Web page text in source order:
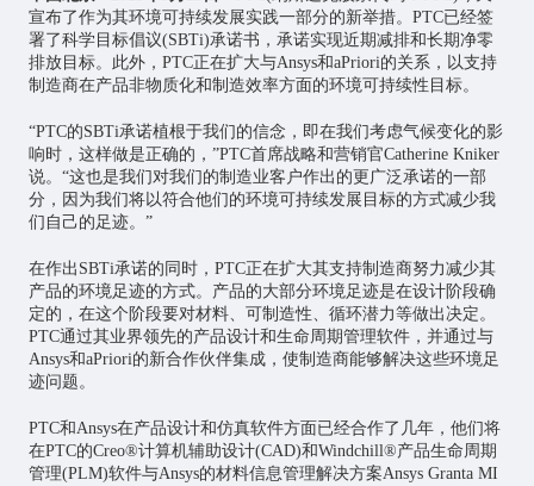
宣布了作为其环境可持续发展实践一部分的新举措。PTC已经签
署了科学目标倡议(SBTi)承诺书，承诺实现近期减排和长期净零
排放目标。此外，PTC正在扩大与Ansys和aPriori的关系，以支持
制造商在产品非物质化和制造效率方面的环境可持续性目标。
“PTC的SBTi承诺植根于我们的信念，即在我们考虑气候变化的影
响时，这样做是正确的，”PTC首席战略和营销官Catherine Kniker
说。“这也是我们对我们的制造业客户作出的更广泛承诺的一部
分，因为我们将以符合他们的环境可持续发展目标的方式减少我
们自己的足迹。”
在作出SBTi承诺的同时，PTC正在扩大其支持制造商努力减少其
产品的环境足迹的方式。产品的大部分环境足迹是在设计阶段确
定的，在这个阶段要对材料、可制造性、循环潜力等做出决定。
PTC通过其业界领先的产品设计和生命周期管理软件，并通过与
Ansys和aPriori的新合作伙伴集成，使制造商能够解决这些环境足
迹问题。
PTC和Ansys在产品设计和仿真软件方面已经合作了几年，他们将
在PTC的Creo®计算机辅助设计(CAD)和Windchill®产品生命周期
管理(PLM)软件与Ansys的材料信息管理解决方案Ansys Granta MI